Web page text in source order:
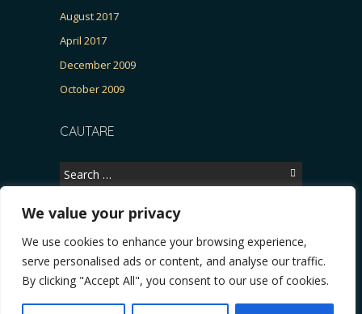
We value your privacy
We use cookies to enhance your browsing experience,
serve personalised ads or content, and analyse our traffic.
By clicking "Accept All", you consent to our use of cookies.
August 2017
April 2017
December 2009
October 2009
CAUTARE
Search
for:
Copyright © 2026, CERTITUDINEA.
Patria, parlamentarele și presa
* VIDEO. Viata lui Eminescu (Necenzurat).